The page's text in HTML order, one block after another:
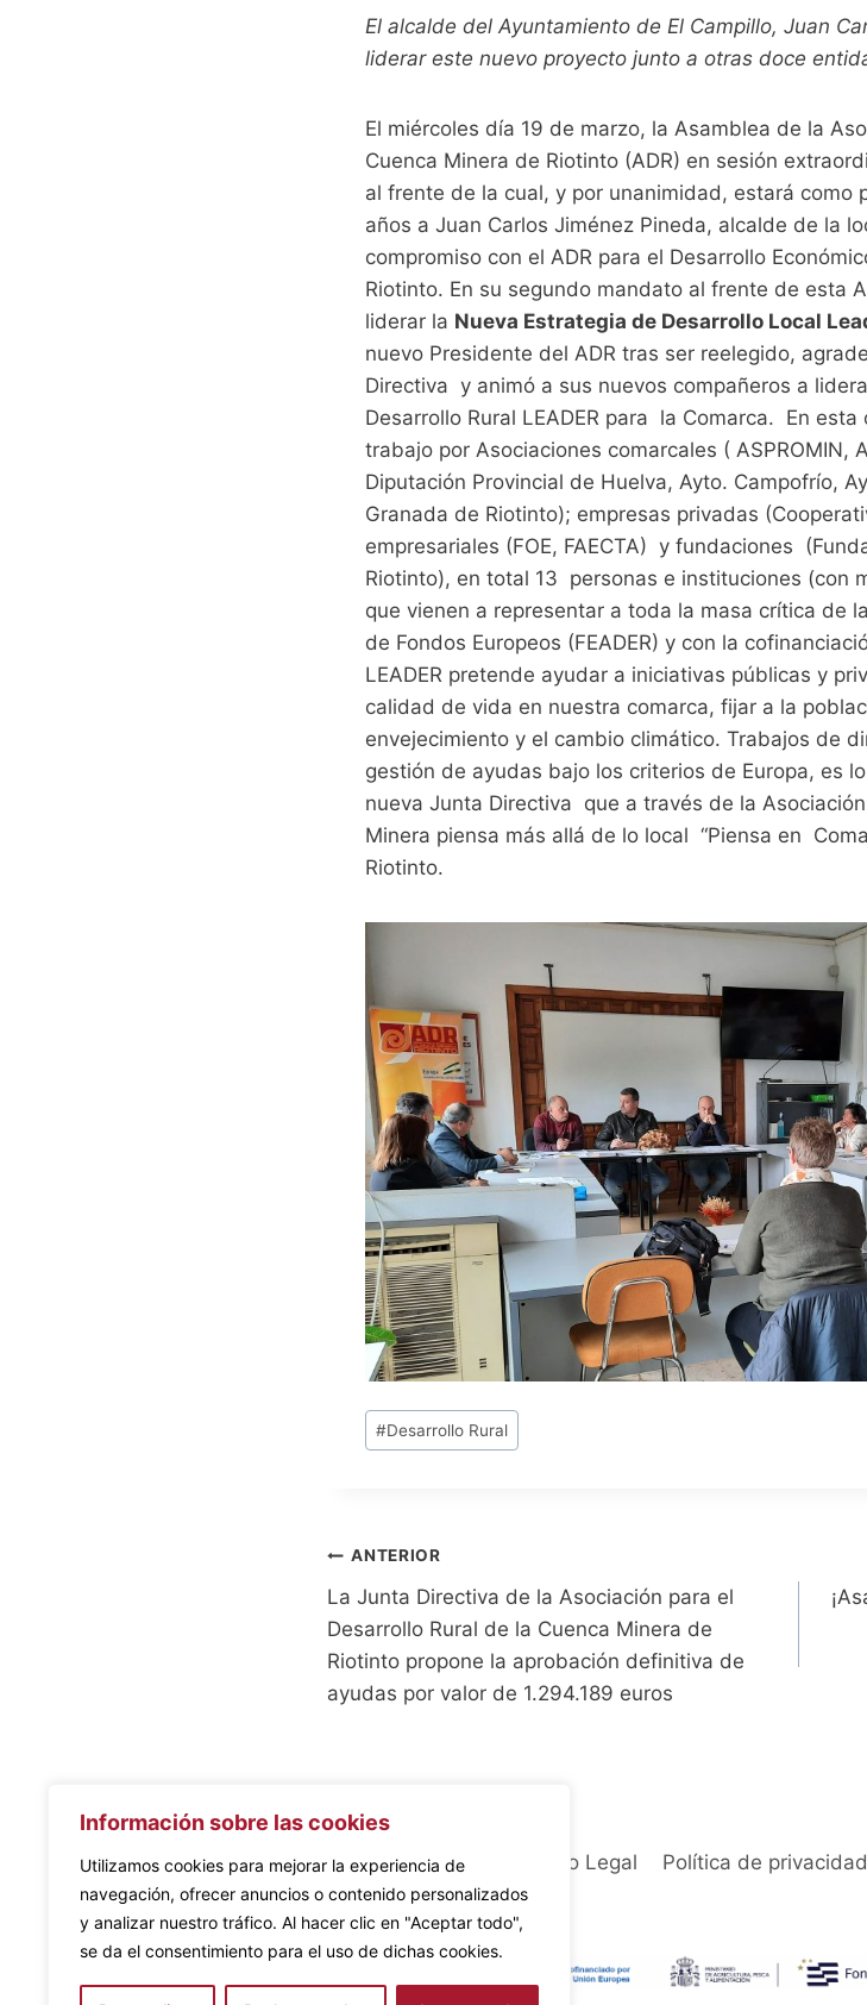
Información sobre las cookies
Utilizamos cookies para mejorar la experiencia de
navegación, ofrecer anuncios o contenido personalizados
y analizar nuestro tráfico. Al hacer clic en "Aceptar todo",
se da el consentimiento para el uso de dichas cookies.
El alcalde del Ayuntamiento de El Campillo, Juan
liderar este nuevo proyecto junto a otras doce
El miércoles día 19 de marzo, la Asamblea de la
Cuenca Minera de Riotinto (ADR) en sesión
al frente de la cual, y por unanimidad, estará
años a Juan Carlos Jiménez Pineda, alcalde de la
compromiso con el ADR para el Desarrollo
Riotinto. En su segundo mandato al frente de esta
liderar la Nueva Estrategia de Desarrollo Local
nuevo Presidente del ADR tras ser reelegido,
Directiva y animó a sus nuevos compañeros a
Desarrollo Rural LEADER para la Comarca. En
trabajo por Asociaciones comarcales ( ASPROMIN,
Diputación Provincial de Huelva, Ayto. Campofrío,
Granada de Riotinto); empresas privadas
empresariales (FOE, FAECTA) y fundaciones
Riotinto), en total 13 personas e instituciones (con
que vienen a representar a toda la masa crítica de
de Fondos Europeos (FEADER) y con la
LEADER pretende ayudar a iniciativas públicas y
calidad de vida en nuestra comarca, fijar a la
envejecimiento y el cambio climático. Trabajos de
gestión de ayudas bajo los criterios de Europa, es
nueva Junta Directiva que a través de la
Minera piensa más allá de lo local “Piensa en
Riotinto.
Etiquetas
de
#Desarrollo Rural
Navegación
de
entradas
ANTERIOR
La Junta Directiva de la Asociación para el
Desarrollo Rural de la Cuenca Minera de
Riotinto propone la aprobación definitiva de
ayudas por valor de 1.294.189 euros
Aviso Legal Política de privacidad